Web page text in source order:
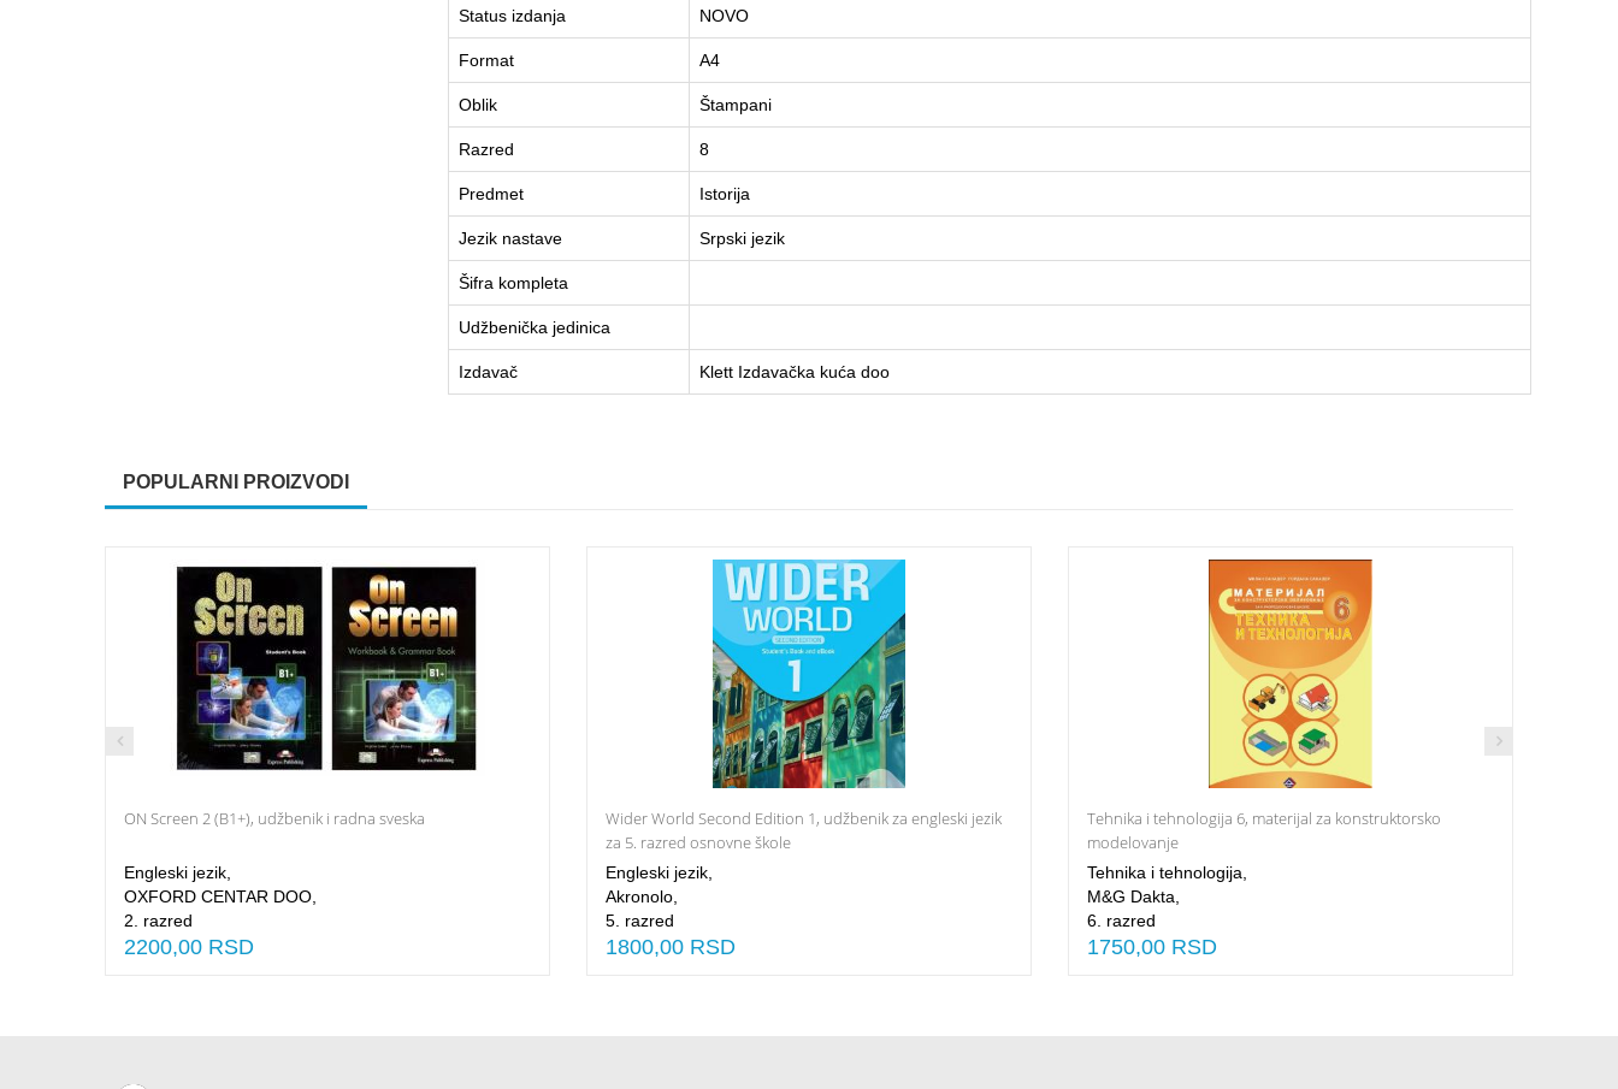
Status izdanja NOVO
Format A4
Oblik Štampani
Razred 8
Predmet Istorija
Jezik nastave Srpski jezik
Šifra kompleta
Udžbenička jedinica
Izdavač Klett Izdavačka kuća doo
POPULARNI PROIZVODI
Dodaj u Korpu
ON Screen 2 (B1+), udžbenik i radna sveska
Engleski jezik,
OXFORD CENTAR DOO,
2. razred
2200,00 RSD
Dodaj u Korpu
Wider World Second Edition 1, udžbenik za engleski jezik
za 5. razred osnovne škole
Engleski jezik,
Akronolo,
5. razred
1800,00 RSD
Dodaj u Korpu
Tehnika i tehnologija 6, materijal za konstruktorsko
modelovanje
Tehnikа i tehnologijа,
M&G Dakta,
6. razred
1750,00 RSD